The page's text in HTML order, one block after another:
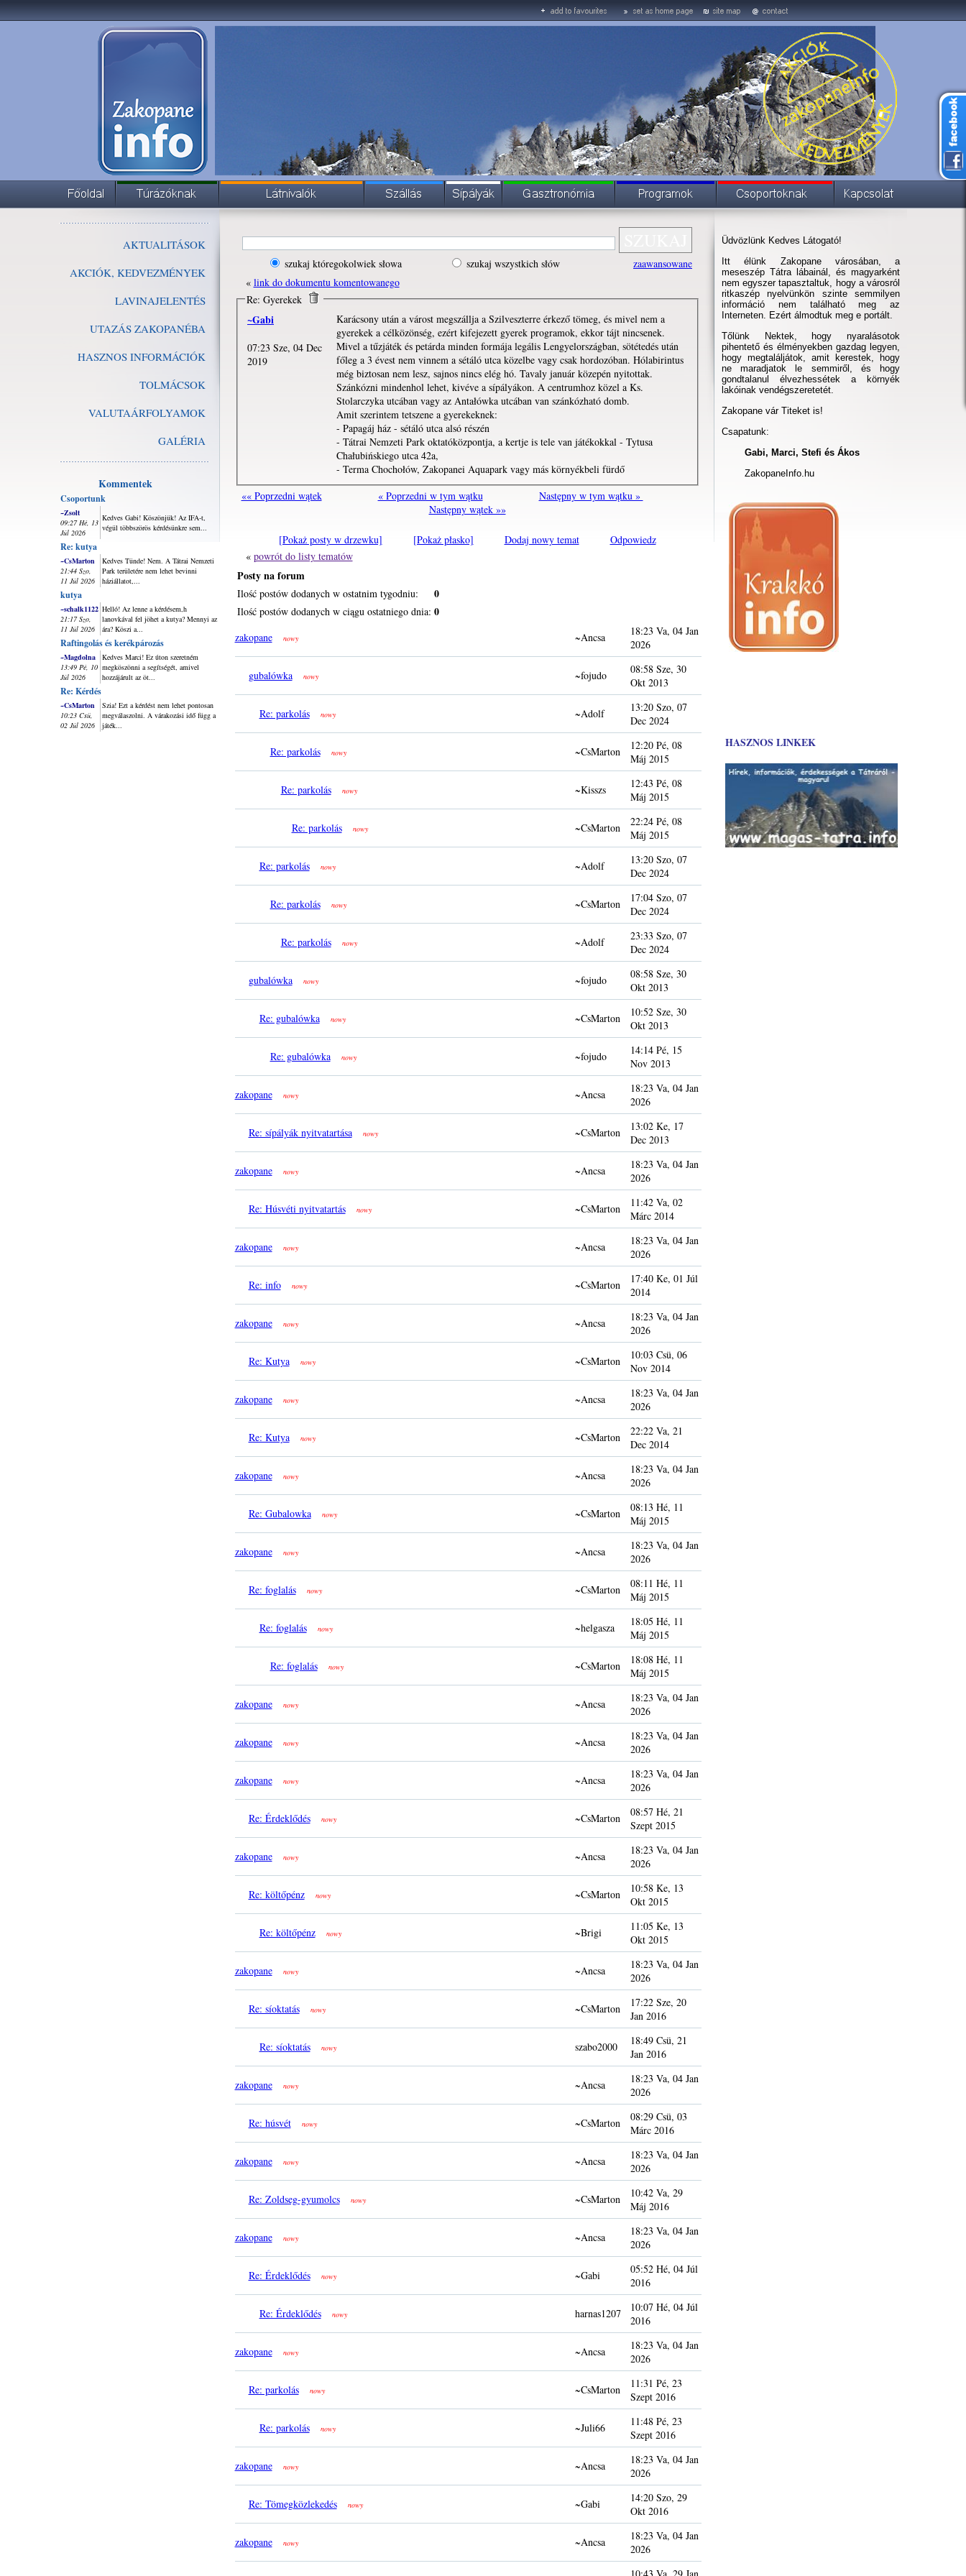
AKTUALITÁSOK
AKCIÓK, KEDVEZMÉNYEK
LAVINAJELENTÉS
UTAZÁS ZAKOPANÉBA
HASZNOS INFORMÁCIÓK
TOLMÁCSOK
VALUTAÁRFOLYAMOK
GALÉRIA
Kommentek
Csoportunk
~Zsolt
09:27 Hé, 13
Júl 2026
Kedves Gabi! Köszönjük! Az IFA-t,
végül többszörös kérdésünkre sem...
Re: kutya
~CsMarton
21:44 Szo,
11 Júl 2026
Kedves Tünde! Nem. A Tátrai Nemzeti
Park területére nem lehet bevinni
háziállatot,...
kutya
~schalk1122
21:17 Szo,
11 Júl 2026
Helló! Az lenne a kérdésem,h
lanovkával fel jöhet a kutya? Mennyi az
ára? Köszi a...
Raftingolás és kerékpározás
~Magdolna
13:49 Pé, 10
Júl 2026
Kedves Marci! Ez úton szeretném
megköszönni a segítségét, amivel
hozzájárult az öt...
Re: Kérdés
~CsMarton
10:23 Csü,
02 Júl 2026
Szia! Ezt a kérdést nem lehet pontosan
megválaszolni. A várakozási idő függ a
játék...
szukaj któregokolwiek słowa szukaj wszystkich słów
zaawansowane
« link do dokumentu komentowanego
Re: Gyerekek
~Gabi
07:23 Sze, 04 Dec
2019
Karácsony után a várost megszállja a Szilveszterre érkező tömeg, és mivel nem a
gyerekek a célközönség, ezért kifejezett gyerek programok, ekkor tájt nincsenek.
Mivel a tűzjáték és petárda minden formája legális Lengyelországban, sötétedés után
főleg a 3 évest nem vinnem a sétáló utca közelbe vagy csak hordozóban. Hólabirintus
még biztosan nem lesz, sajnos nincs elég hó. Tavaly január közepén nyitottak.
Szánkózni mindenhol lehet, kivéve a sípályákon. A centrumhoz közel a Ks.
Stolarczyka utcában vagy az Antałówka utcában van szánkózható domb.
Amit szerintem tetszene a gyerekeknek:
- Papagáj ház - sétáló utca alsó részén
- Tátrai Nemzeti Park oktatóközpontja, a kertje is tele van játékokkal - Tytusa
Chałubińskiego utca 42a,
- Terma Chochołów, Zakopanei Aquapark vagy más környékbeli fürdő
«« Poprzedni wątek
« Poprzedni w tym wątku
Następny w tym wątku »
Następny wątek »»
[Pokaż posty w drzewku] [Pokaż płasko] Dodaj nowy temat
Odpowiedz
« powrót do listy tematów
Posty na forum
Ilość postów dodanych w ostatnim tygodniu: 0
Ilość postów dodanych w ciągu ostatniego dnia: 0
zakopane nowy ~Ancsa
18:23 Va, 04 Jan
2026
gubalówka nowy ~fojudo
08:58 Sze, 30
Okt 2013
Re: parkolás nowy ~Adolf
13:20 Szo, 07
Dec 2024
Re: parkolás nowy ~CsMarton
12:20 Pé, 08
Máj 2015
Re: parkolás nowy ~Kisszs
12:43 Pé, 08
Máj 2015
Re: parkolás nowy ~CsMarton
22:24 Pé, 08
Máj 2015
Re: parkolás nowy ~Adolf
13:20 Szo, 07
Dec 2024
Re: parkolás nowy ~CsMarton
17:04 Szo, 07
Dec 2024
Re: parkolás nowy ~Adolf
23:33 Szo, 07
Dec 2024
gubalówka nowy ~fojudo
08:58 Sze, 30
Okt 2013
Re: gubalówka nowy ~CsMarton
10:52 Sze, 30
Okt 2013
Re: gubalówka nowy ~fojudo
14:14 Pé, 15
Nov 2013
zakopane nowy ~Ancsa
18:23 Va, 04 Jan
2026
Re: sípályák nyitvatartása nowy ~CsMarton
13:02 Ke, 17
Dec 2013
zakopane nowy ~Ancsa
18:23 Va, 04 Jan
2026
Re: Húsvéti nyitvatartás nowy ~CsMarton
11:42 Va, 02
Márc 2014
zakopane nowy ~Ancsa
18:23 Va, 04 Jan
2026
Re: info nowy ~CsMarton
17:40 Ke, 01 Júl
2014
zakopane nowy ~Ancsa
18:23 Va, 04 Jan
2026
Re: Kutya nowy ~CsMarton
10:03 Csü, 06
Nov 2014
zakopane nowy ~Ancsa
18:23 Va, 04 Jan
2026
Re: Kutya nowy ~CsMarton
22:22 Va, 21
Dec 2014
zakopane nowy ~Ancsa
18:23 Va, 04 Jan
2026
Re: Gubalowka nowy ~CsMarton
08:13 Hé, 11
Máj 2015
zakopane nowy ~Ancsa
18:23 Va, 04 Jan
2026
Re: foglalás nowy ~CsMarton
08:11 Hé, 11
Máj 2015
Re: foglalás nowy ~helgasza
18:05 Hé, 11
Máj 2015
Re: foglalás nowy ~CsMarton
18:08 Hé, 11
Máj 2015
zakopane nowy ~Ancsa
18:23 Va, 04 Jan
2026
zakopane nowy ~Ancsa
18:23 Va, 04 Jan
2026
zakopane nowy ~Ancsa
18:23 Va, 04 Jan
2026
Re: Érdeklődés nowy ~CsMarton
08:57 Hé, 21
Szept 2015
zakopane nowy ~Ancsa
18:23 Va, 04 Jan
2026
Re: költőpénz nowy ~CsMarton
10:58 Ke, 13
Okt 2015
Re: költőpénz nowy ~Brigi
11:05 Ke, 13
Okt 2015
zakopane nowy ~Ancsa
18:23 Va, 04 Jan
2026
Re: síoktatás nowy ~CsMarton
17:22 Sze, 20
Jan 2016
Re: síoktatás nowy szabo2000
18:49 Csü, 21
Jan 2016
zakopane nowy ~Ancsa
18:23 Va, 04 Jan
2026
Re: húsvét nowy ~CsMarton
08:29 Csü, 03
Márc 2016
zakopane nowy ~Ancsa
18:23 Va, 04 Jan
2026
Re: Zoldseg-gyumolcs nowy ~CsMarton
10:42 Va, 29
Máj 2016
zakopane nowy ~Ancsa
18:23 Va, 04 Jan
2026
Re: Érdeklődés nowy ~Gabi
05:52 Hé, 04 Júl
2016
Re: Érdeklődés nowy harnas1207
10:07 Hé, 04 Júl
2016
zakopane nowy ~Ancsa
18:23 Va, 04 Jan
2026
Re: parkolás nowy ~CsMarton
11:31 Pé, 23
Szept 2016
Re: parkolás nowy ~Juli66
11:48 Pé, 23
Szept 2016
zakopane nowy ~Ancsa
18:23 Va, 04 Jan
2026
Re: Tömegközlekedés nowy ~Gabi
14:20 Szo, 29
Okt 2016
zakopane nowy ~Ancsa
18:23 Va, 04 Jan
2026
Üdvözlünk Kedves Látogató!
Itt élünk Zakopane városában, a
meseszép Tátra lábainál, és magyarként
nem egyszer tapasztaltuk, hogy a városról
ritkaszép nyelvünkön szinte semmilyen
információ nem található meg az
Interneten. Ezért álmodtuk meg e portált.
Tőlünk Nektek, hogy nyaralásotok
pihentető és élményekben gazdag legyen,
hogy megtaláljátok, amit kerestek, hogy
ne maradjatok le semmiről, és hogy
gondtalanul élvezhessétek a környék
lakóinak vendégszeretetét.
Zakopane vár Titeket is!
Csapatunk:
Gabi, Marci, Stefi és Ákos
ZakopaneInfo.hu
HASZNOS LINKEK